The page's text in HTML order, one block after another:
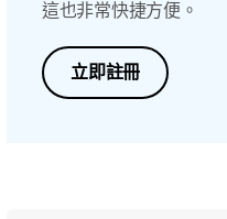
這也非常快捷方便。
立即註冊